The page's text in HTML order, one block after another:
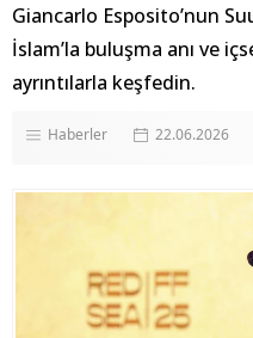
Giancarlo Esposito’nun
İslam’la buluşma anı ve
ayrıntılarla keşfedin.
Haberler 22.06.2026